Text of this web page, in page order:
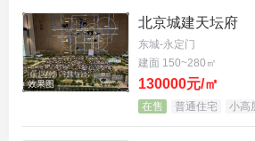
效果图
北京城建天坛府
东城-永定门
建面 150~280㎡
130000元/㎡
在售 普通住宅 小高